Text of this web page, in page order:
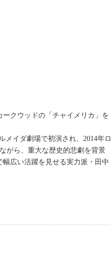
クウッドの「チャイメリカ」を
メイダ劇場で初演され、2014年ロ
がら、重大な歴史的悲劇を背景
広い活躍を見せる実力派・田中